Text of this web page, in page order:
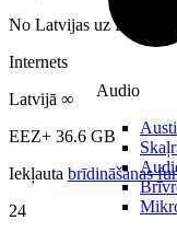
Audio
No Latvijas uz EEZ+
Internets
Latvijā ∞
EEZ+ 36.6 GB
Iekļauta brīdināšanas
24